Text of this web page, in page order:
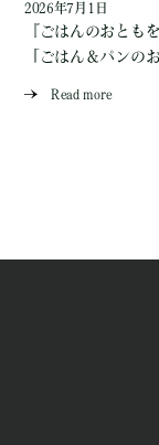
2026年7月1日
『ごはんのおとも
「ごはん＆パンの
Read more